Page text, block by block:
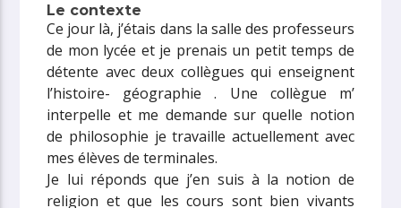
Le contexte
Ce jour là, j’étais dans la salle des professeurs
de mon lycée et je prenais un petit temps de
détente avec deux collègues qui enseignent
l’histoire- géographie . Une collègue m’
interpelle et me demande sur quelle notion
de philosophie je travaille actuellement avec
mes élèves de terminales.
Je lui réponds que j’en suis à la notion de
religion et que les cours sont bien vivants